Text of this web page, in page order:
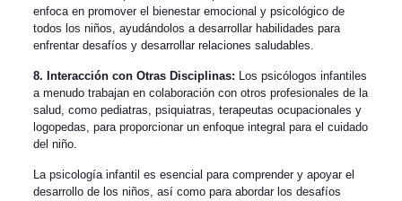
enfoca en promover el bienestar emocional y psicológico de
todos los niños, ayudándolos a desarrollar habilidades para
enfrentar desafíos y desarrollar relaciones saludables.
8. Interacción con Otras Disciplinas: Los psicólogos infantiles
a menudo trabajan en colaboración con otros profesionales de la
salud, como pediatras, psiquiatras, terapeutas ocupacionales y
logopedas, para proporcionar un enfoque integral para el cuidado
del niño.
La psicología infantil es esencial para comprender y apoyar el
desarrollo de los niños, así como para abordar los desafíos